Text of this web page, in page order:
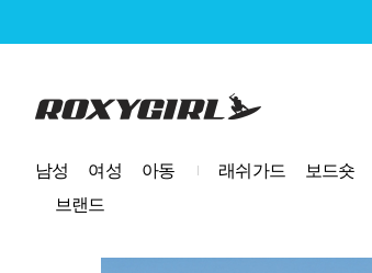
로고
남성 여성 아동 래쉬가드 보드숏
브랜드